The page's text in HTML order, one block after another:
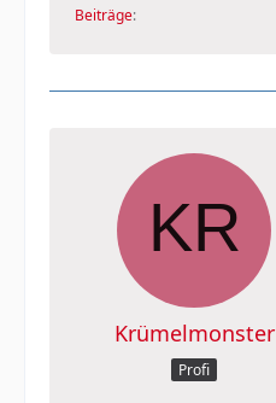
Beiträge
Krümelmonster
Profi